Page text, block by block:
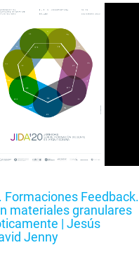
Formaciones Feedback.
materiales granulares
| Jesús
Jenny